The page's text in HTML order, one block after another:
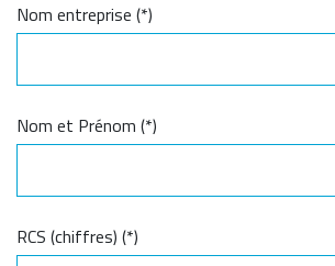
Nom entreprise (*)
Nom et Prénom (*)
RCS (chiffres) (*)